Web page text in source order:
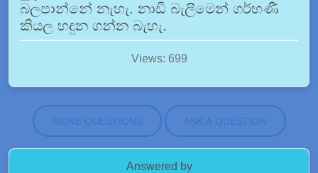
බලපාන්නේ නැහැ. නාඩි බැලීමෙන් ගර්භණී
කියල හඳුන ගන්න බැහැ.
Views: 699
MORE QUESTIONS ASK A QUESTION
Answered by